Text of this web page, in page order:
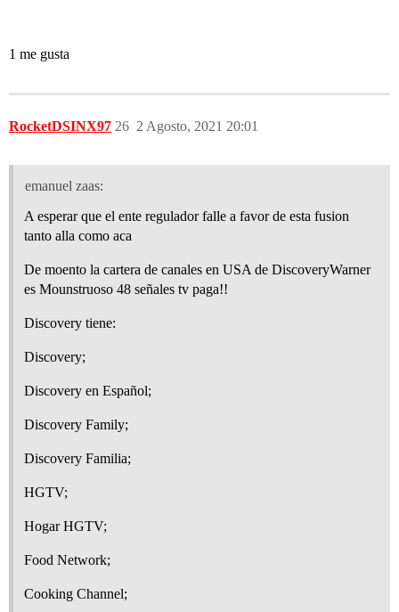
1 me gusta
RocketDSINX97 2 Agosto, 2021 20:01
26
emanuel zaas:
A esperar que el ente regulador falle a favor de esta fusion
tanto alla como aca
De moento la cartera de canales en USA de DiscoveryWarner
es Mounstruoso 48 señales tv paga!!
Discovery tiene:
Discovery;
Discovery en Español;
Discovery Family;
Discovery Familia;
HGTV;
Hogar HGTV;
Food Network;
Cooking Channel;